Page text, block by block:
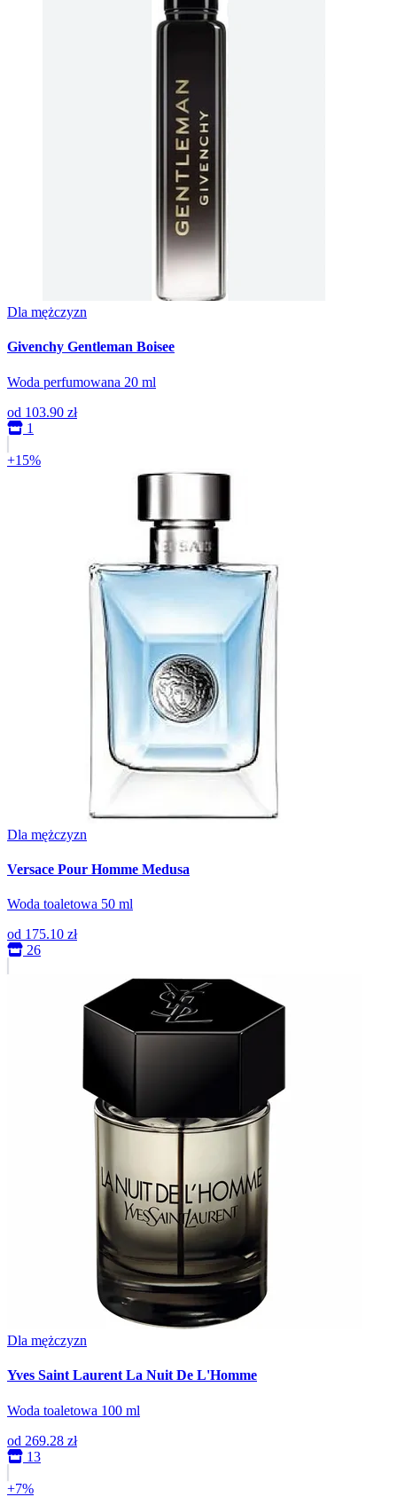
Dla mężczyzn
Givenchy Gentleman Boisee
Woda perfumowana 20 ml
od 103.90 zł
1
+15%
Dla mężczyzn
Versace Pour Homme Medusa
Woda toaletowa 50 ml
od 175.10 zł
26
Dla mężczyzn
Yves Saint Laurent La Nuit De L'Homme
Woda toaletowa 100 ml
od 269.28 zł
13
+7%